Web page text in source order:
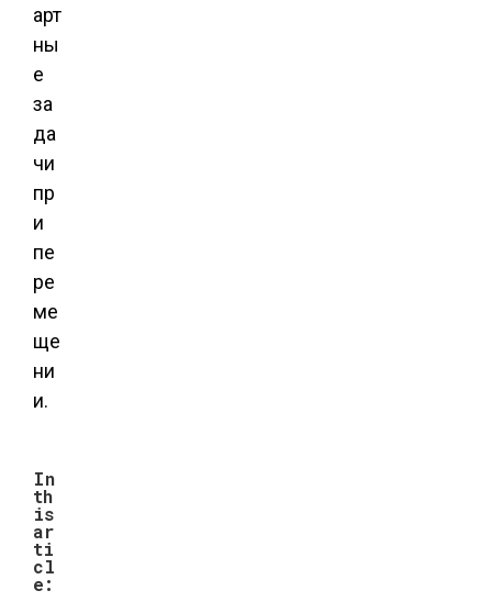
арт
ны
е
за
да
чи
пр
и
пе
ре
ме
ще
ни
и.
In
th
is
ar
ti
cl
e: